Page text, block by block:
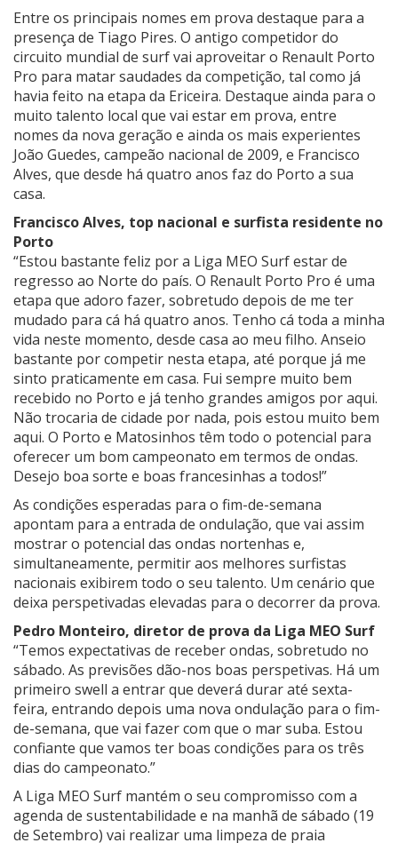
Entre os principais nomes em prova destaque para a
presença de Tiago Pires. O antigo competidor do
circuito mundial de surf vai aproveitar o Renault Porto
Pro para matar saudades da competição, tal como já
havia feito na etapa da Ericeira. Destaque ainda para o
muito talento local que vai estar em prova, entre
nomes da nova geração e ainda os mais experientes
João Guedes, campeão nacional de 2009, e Francisco
Alves, que desde há quatro anos faz do Porto a sua
casa.
Francisco Alves, top nacional e surfista residente no
Porto
“Estou bastante feliz por a Liga MEO Surf estar de
regresso ao Norte do país. O Renault Porto Pro é uma
etapa que adoro fazer, sobretudo depois de me ter
mudado para cá há quatro anos. Tenho cá toda a minha
vida neste momento, desde casa ao meu filho. Anseio
bastante por competir nesta etapa, até porque já me
sinto praticamente em casa. Fui sempre muito bem
recebido no Porto e já tenho grandes amigos por aqui.
Não trocaria de cidade por nada, pois estou muito bem
aqui. O Porto e Matosinhos têm todo o potencial para
oferecer um bom campeonato em termos de ondas.
Desejo boa sorte e boas francesinhas a todos!”
As condições esperadas para o fim-de-semana
apontam para a entrada de ondulação, que vai assim
mostrar o potencial das ondas nortenhas e,
simultaneamente, permitir aos melhores surfistas
nacionais exibirem todo o seu talento. Um cenário que
deixa perspetivadas elevadas para o decorrer da prova.
Pedro Monteiro, diretor de prova da Liga MEO Surf
“Temos expectativas de receber ondas, sobretudo no
sábado. As previsões dão-nos boas perspetivas. Há um
primeiro swell a entrar que deverá durar até sexta-
feira, entrando depois uma nova ondulação para o fim-
de-semana, que vai fazer com que o mar suba. Estou
confiante que vamos ter boas condições para os três
dias do campeonato.”
A Liga MEO Surf mantém o seu compromisso com a
agenda de sustentabilidade e na manhã de sábado (19
de Setembro) vai realizar uma limpeza de praia